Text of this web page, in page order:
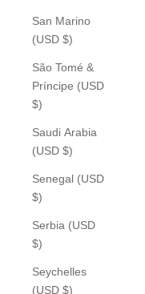
San Marino
(USD $)
São Tomé &
Príncipe (USD
$)
Saudi Arabia
(USD $)
Senegal (USD
$)
Serbia (USD
$)
Seychelles
(USD $)